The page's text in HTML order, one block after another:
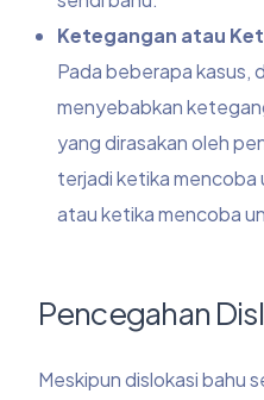
Ketegangan atau
Pada beberapa kasus,
menyebabkan
yang dirasakan oleh
terjadi ketika mencoba
atau ketika mencoba
Pencegahan
Meskipun dislokasi bahu